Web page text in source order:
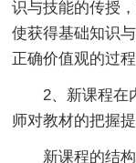
识与技能的传授
使获得基础知识
正确价值观的过程
2、新课程在内
师对教材的把握
新课程的结构